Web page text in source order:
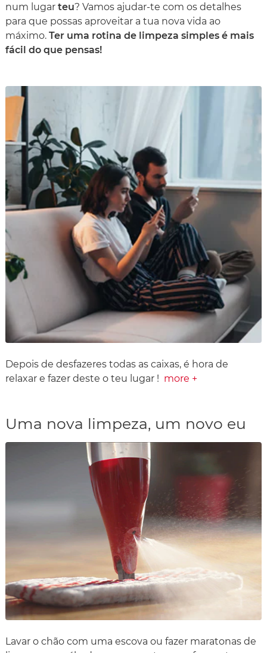
num lugar teu? Vamos ajudar-te com os detalhes
para que possas aproveitar a tua nova vida ao
máximo. Ter uma rotina de limpeza simples é mais
fácil do que pensas!
Depois de desfazeres todas as caixas, é hora de
relaxar e fazer deste o teu lugar ! more +
Uma nova limpeza, um novo eu
Lavar o chão com uma escova ou fazer maratonas de